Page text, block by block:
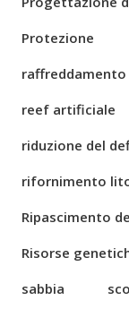
Protezione
raffreddamento
reef artificiale
riduzione del
rifornimento
Ripascimento
Risorse
sabbia